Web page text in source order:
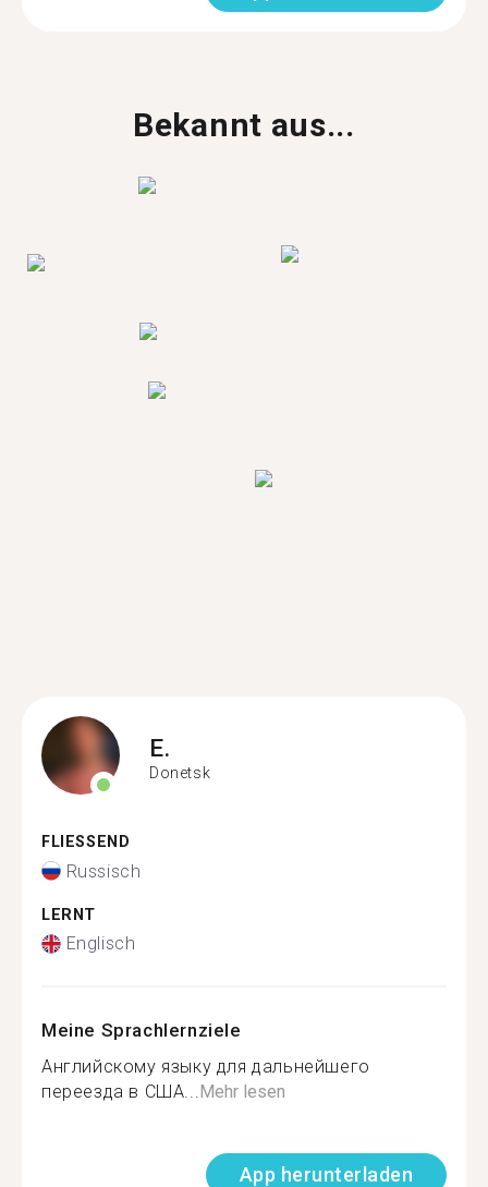
Bekannt aus...
E.
Donetsk
FLIESSEND
Russisch
LERNT
Englisch
Meine Sprachlernziele
Английскому языку для дальнейшего
переезда в США...Mehr lesen
App herunterladen